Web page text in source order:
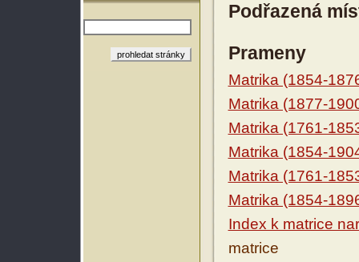
Podřazená
Prameny
Matrika (1854-
Matrika (1877-
Matrika (1761-
Matrika (1854-
Matrika (1761-
Matrika (1854-
Index k matrice
matrice